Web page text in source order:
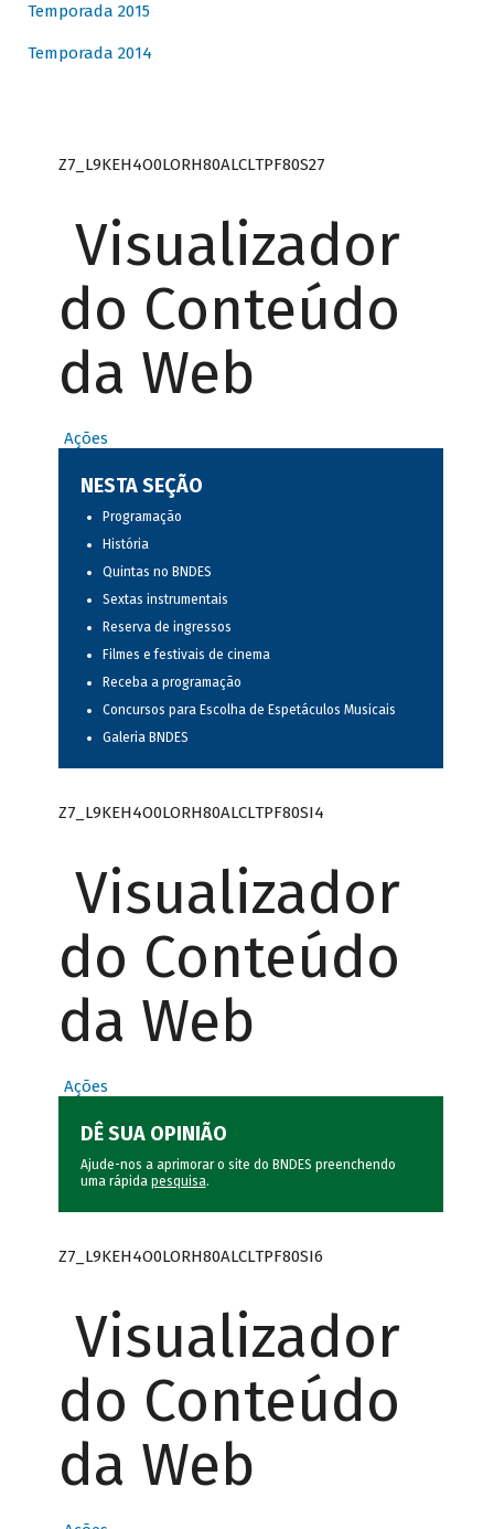
Temporada 2015
Temporada 2014
Z7_L9KEH4O0LORH80ALCLTPF80S27
Visualizador
do Conteúdo
da Web
Ações
NESTA SEÇÃO
Programação
História
Quintas no BNDES
Sextas instrumentais
Reserva de ingressos
Filmes e festivais de cinema
Receba a programação
Concursos para Escolha de Espetáculos Musicais
Galeria BNDES
Z7_L9KEH4O0LORH80ALCLTPF80SI4
Visualizador
do Conteúdo
da Web
Ações
DÊ SUA OPINIÃO
Ajude-nos a aprimorar o site do BNDES preenchendo
uma rápida pesquisa.
Z7_L9KEH4O0LORH80ALCLTPF80SI6
Visualizador
do Conteúdo
da Web